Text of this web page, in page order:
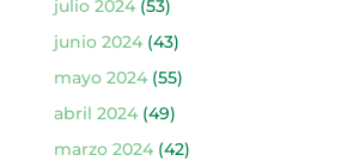
julio 2024(53)
junio 2024(43)
mayo 2024(55)
abril 2024(49)
marzo 2024(42)